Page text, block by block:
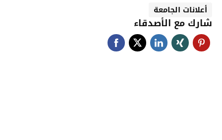
أعلانات الجامعة
شارك مع الأصدقاء